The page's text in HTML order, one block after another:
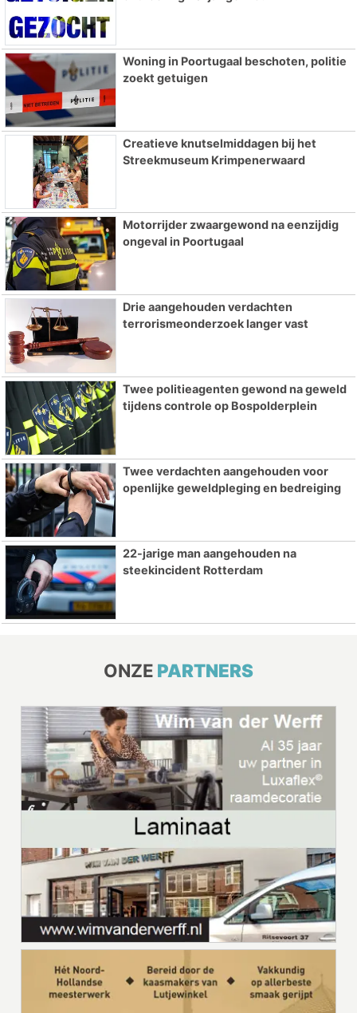
Woning in Poortugaal beschoten, politie
zoekt getuigen
Creatieve knutselmiddagen bij het
Streekmuseum Krimpenerwaard
Motorrijder zwaargewond na eenzijdig
ongeval in Poortugaal
Drie aangehouden verdachten
terrorismeonderzoek langer vast
Twee politieagenten gewond na geweld
tijdens controle op Bospolderplein
Twee verdachten aangehouden voor
openlijke geweldpleging en bedreiging
22-jarige man aangehouden na
steekincident Rotterdam
ONZE PARTNERS